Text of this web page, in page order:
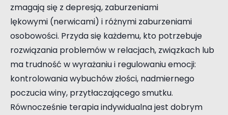
zmagają się z depresją, zaburzeniami
lękowymi (nerwicami) i różnymi zaburzeniami
osobowości. Przyda się każdemu, kto potrzebuje
rozwiązania problemów w relacjach, związkach lub
ma trudność w wyrażaniu i regulowaniu emocji:
kontrolowania wybuchów złości, nadmiernego
poczucia winy, przytłaczającego smutku.
Równocześnie terapia indywidualna jest dobrym